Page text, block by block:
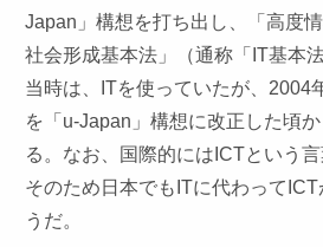
Japan」構想を打ち出し、「高度
社会形成基本法」（通称「IT基本
当時は、ITを使っていたが、2004
を「u-Japan」構想に改正した頃
る。なお、国際的にはICTという言
そのため日本でもITに代わって
うだ。